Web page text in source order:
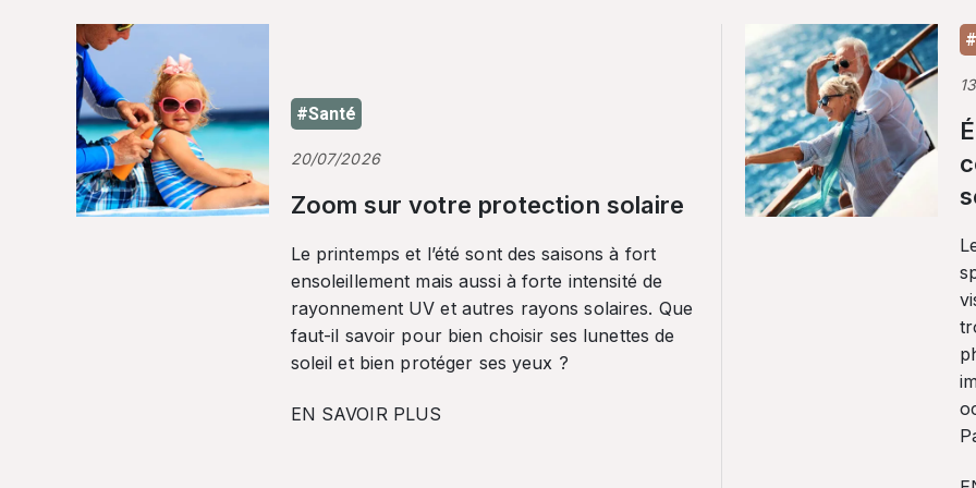
#Santé
20/07/2026
Zoom sur votre protection solaire
Le printemps et l’été sont des saisons à fort
ensoleillement mais aussi à forte intensité de
rayonnement UV et autres rayons solaires. Que
faut-il savoir pour bien choisir ses lunettes de
soleil et bien protéger ses yeux ?
EN SAVOIR PLUS